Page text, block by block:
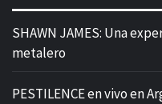
SHAWN JAMES: Una
metalero
PESTILENCE en vivo en